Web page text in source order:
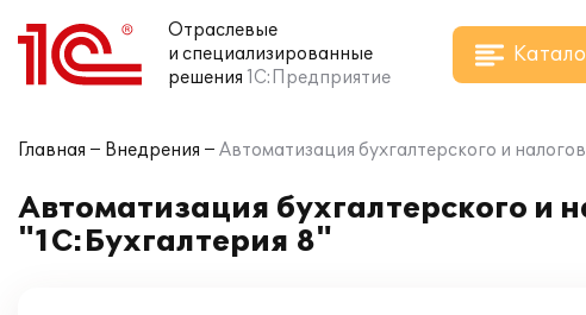
Отраслевые
и специализированные
решения 1С:Предприятие
Главная Внедрения Автоматизация бухгалтерского и
Автоматизация бухгалтерского
"1С:Бухгалтерия 8"